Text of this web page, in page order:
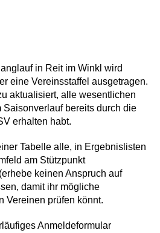
in Reit im Winkl wird
eine Vereinsstaffel ausgetragen.
aktualisiert, alle wesentlichen
Saisonverlauf bereits durch die
erhalten habt.
Tabelle alle, in Ergebnislisten
am Stützpunkt
keinen Anspruch auf
damit ihr mögliche
Vereinen prüfen könnt.
Anmeldeformular